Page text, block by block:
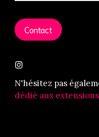
Contact
N'hésitez pas
dédié aux